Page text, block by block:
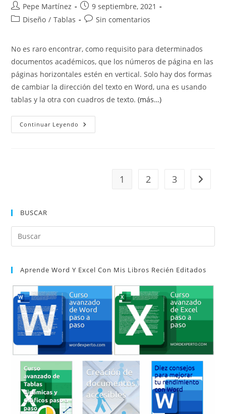
Autor
de
Pepe Martínez
Publicación
de
9 septiembre, 2021
Categoría
entrada:
Diseño / Tablas
Comentarios
entrada:
Sin comentarios
No es raro encontrar, como requisito para determinados
documentos académicos, que los números de página en las
páginas horizontales estén en vertical. Solo hay dos formas
de cambiar la dirección del texto en Word, una es usando
tablas y la otra con cuadros de texto.(más…)
Continuar Leyendo Números
De
1 2 3 Ir a la
BUSCAR
Aprende Word Y Excel Con Mis Libros Recién Editados